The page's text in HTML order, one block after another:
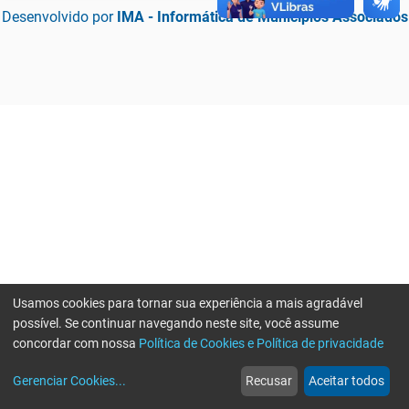
Desenvolvido por IMA - Informática de Municípios Associados
web
Notícias
more_horiz
Mais
Usamos cookies para tornar sua experiência a mais agradável
possível. Se continuar navegando neste site, você assume
concordar com nossa Política de Cookies e Política de privacidade
Gerenciar Cookies... Recusar Aceitar todos
Erro ao enviar informações, por favor tente novamente